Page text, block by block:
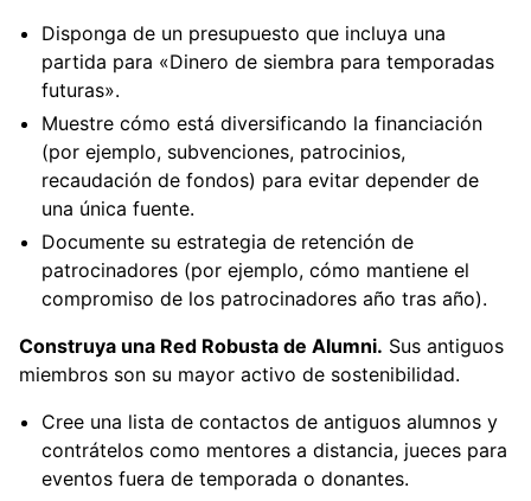
Disponga de un presupuesto que incluya una
partida para «Dinero de siembra para temporadas
futuras».
Muestre cómo está diversificando la financiación
(por ejemplo, subvenciones, patrocinios,
recaudación de fondos) para evitar depender de
una única fuente.
Documente su estrategia de retención de
patrocinadores (por ejemplo, cómo mantiene el
compromiso de los patrocinadores año tras año).
Construya una Red Robusta de Alumni. Sus antiguos
miembros son su mayor activo de sostenibilidad.
Cree una lista de contactos de antiguos alumnos y
contrátelos como mentores a distancia, jueces para
eventos fuera de temporada o donantes.